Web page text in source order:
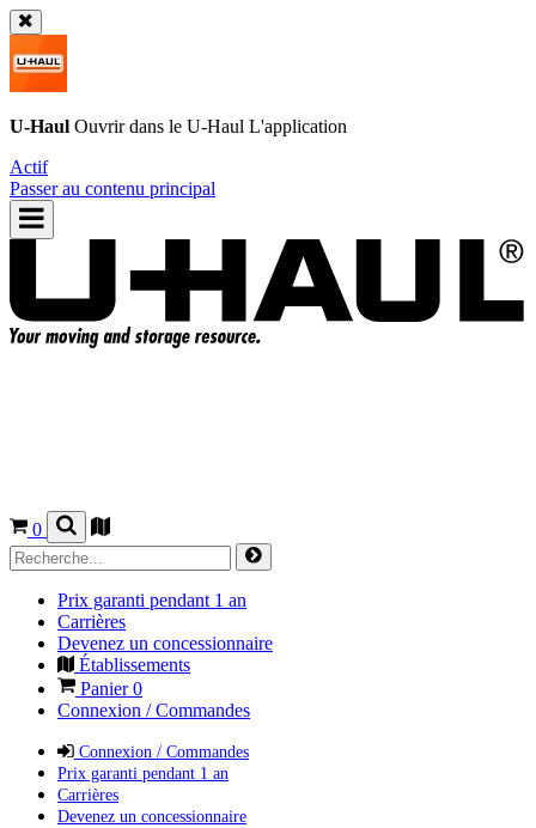
U-Haul Ouvrir dans le U-Haul L'application
Actif
Passer au contenu principal
0
Prix garanti pendant 1 an
Carrières
Devenez un concessionnaire
Établissements
Panier0
Connexion / Commandes
Connexion / Commandes
Prix garanti pendant 1 an
Carrières
Devenez un concessionnaire